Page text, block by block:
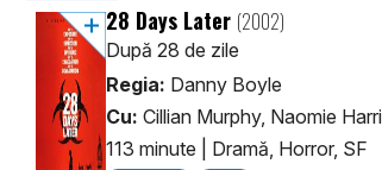
28 Days Later (2002)
După 28 de zile
Regia: Danny Boyle
Cu: Cillian Murphy, Naomie
113 minute
Dramă, Horror, SF